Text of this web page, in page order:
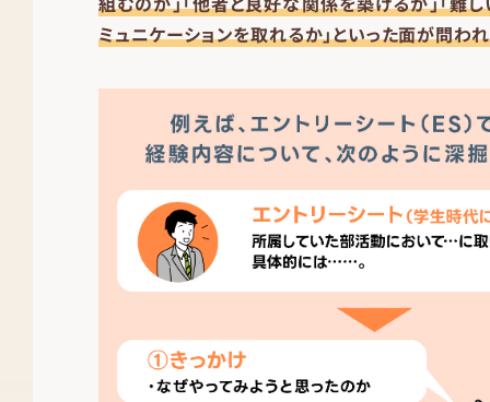
ミュニケーションを取れるか」といった面が問われ